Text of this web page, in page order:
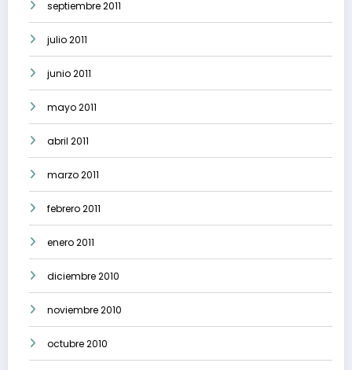
septiembre 2011
julio 2011
junio 2011
mayo 2011
abril 2011
marzo 2011
febrero 2011
enero 2011
diciembre 2010
noviembre 2010
octubre 2010